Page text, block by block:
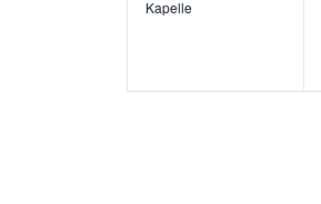
Kapelle